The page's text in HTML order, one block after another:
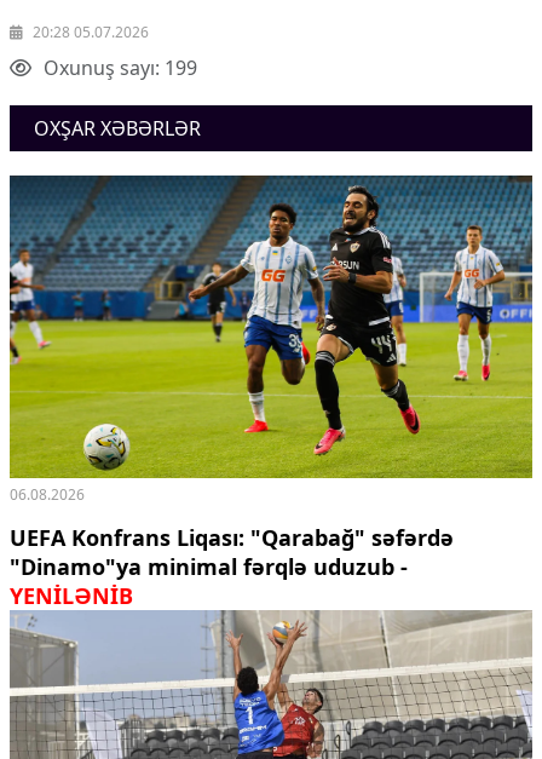
Missiyamız
20:28 05.07.2026
Oxunuş sayı: 199
OXŞAR XƏBƏRLƏR
06.08.2026
UEFA Konfrans Liqası: "Qarabağ" səfərdə
"Dinamo"ya minimal fərqlə uduzub -
YENİLƏNİB